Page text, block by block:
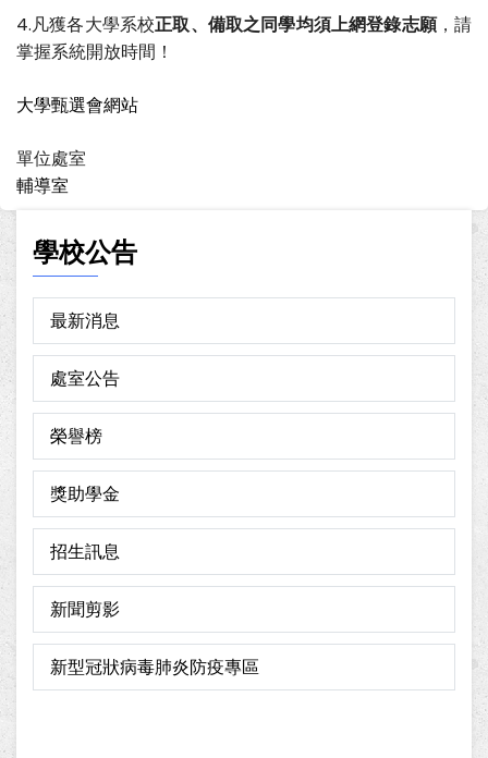
4.凡獲各大學系校正取、備取之同學均須上網登錄志願，請
掌握系統開放時間！
大學甄選會網站
單位處室
輔導室
學校公告
最新消息
處室公告
榮譽榜
獎助學金
招生訊息
新聞剪影
新型冠狀病毒肺炎防疫專區